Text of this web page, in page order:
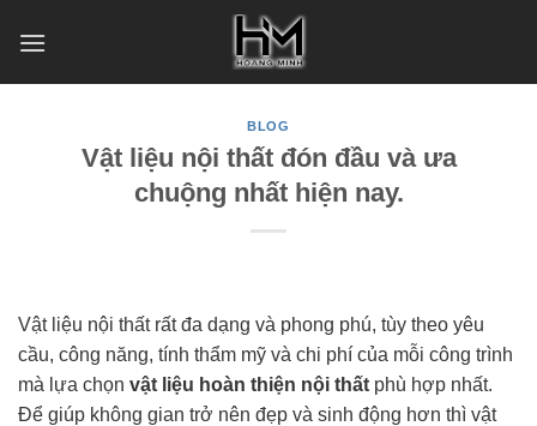
BLOG
Vật liệu nội thất đón đầu và ưa
chuộng nhất hiện nay.
Vật liệu nội thất rất đa dạng và phong phú, tùy theo yêu
cầu, công năng, tính thẩm mỹ và chi phí của mỗi công trình
mà lựa chọn vật liệu hoàn thiện nội thất phù hợp nhất.
Để giúp không gian trở nên đẹp và sinh động hơn thì vật